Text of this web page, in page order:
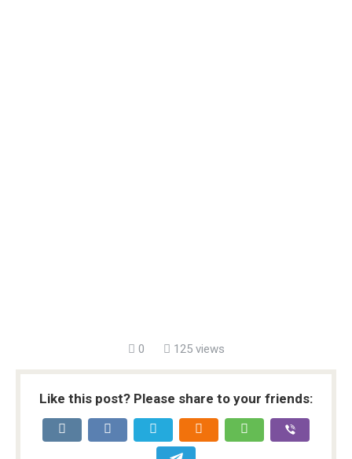
0 125 views
Like this post? Please share to your friends: